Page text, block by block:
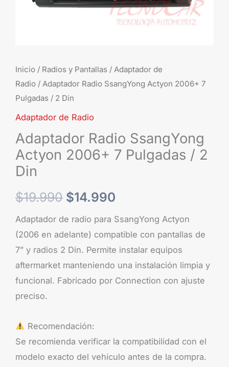
Inicio / Radios y Pantallas / Adaptador de
Radio / Adaptador Radio SsangYong Actyon 2006+ 7
Pulgadas / 2 Din
Adaptador de Radio
Adaptador Radio SsangYong
Actyon 2006+ 7 Pulgadas / 2
Din
$19.990 $14.990
Adaptador de radio para SsangYong Actyon
(2006 en adelante) compatible con pantallas de
7” y radios 2 Din. Permite instalar equipos
aftermarket manteniendo una instalación limpia y
funcional. Fabricado por Connection con ajuste
preciso.
Recomendación:
Se recomienda verificar la compatibilidad con el
modelo exacto del vehículo antes de la compra.